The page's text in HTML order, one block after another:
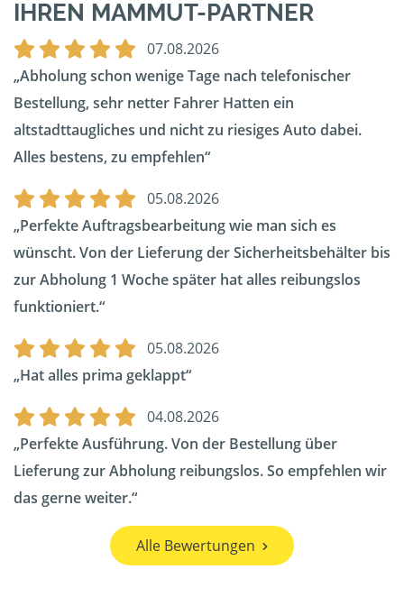
IHREN MAMMUT-PARTNER
07.08.2026
Abholung schon wenige Tage nach telefonischer
Bestellung, sehr netter Fahrer Hatten ein
altstadttaugliches und nicht zu riesiges Auto dabei.
Alles bestens, zu empfehlen
05.08.2026
Perfekte Auftragsbearbeitung wie man sich es
wünscht. Von der Lieferung der Sicherheitsbehälter bis
zur Abholung 1 Woche später hat alles reibungslos
funktioniert.
05.08.2026
Hat alles prima geklappt
04.08.2026
Perfekte Ausführung. Von der Bestellung über
Lieferung zur Abholung reibungslos. So empfehlen wir
das gerne weiter.
Alle Bewertungen